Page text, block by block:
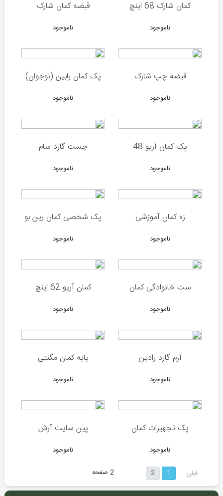
(ترکیه)
رکسی
مکس
دیانا
(آلمان)
ایرآرمز
(انگلیس)
بی
اس
(انگلیس)
(انگلیس)
(چین)
(کره
جنوبی)
کمان شارک 68 اینچ
ناموجود
قبضه کمان شارک
ناموجود
قبضه چپ شارک
ناموجود
پک کمان رابین (نوجوان)
ناموجود
پک کمان آریو 48
ناموجود
چست گارد سام
ناموجود
زه کمان آموزشی
ناموجود
پک شخصی کمان رین بو
ناموجود
ست خانوادگی کمان
ناموجود
کمان آریو 62 اینچ
ناموجود
آرم گارد رادین
ناموجود
پایه کمان مگنتی
ناموجود
پک تجهیزات کمان
ناموجود
پین سایت آرش
ناموجود
قبلی 1
2 2 صفحه